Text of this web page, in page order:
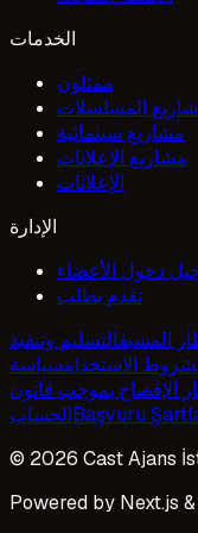
الخدمات
ممثلون
المسلسلات
مشاريع سينمائية
مشاريع الإعلانات
الإعلانات
الإدارة
دخول الأعضاء
تقدم بطلب
المسبقالتسليم وتنفيذ
شروط الاستخدامسياسة
الحسابBaşvuru
Powered by Next.js